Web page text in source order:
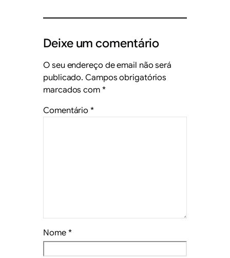
Deixe um comentário
O seu endereço de email não será
publicado. Campos obrigatórios
marcados com *
Comentário*
Nome *